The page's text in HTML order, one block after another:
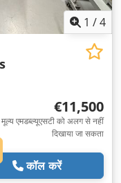
1 /4
€11,500
मूल्य एमडब्ल्यूएसटी को अलग से नहीं
दिखाया जा सकता
कॉल करें